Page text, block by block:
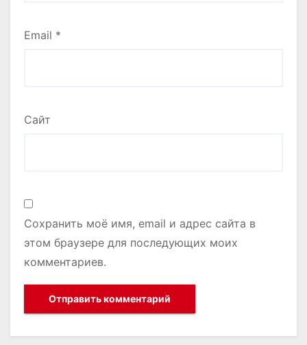
Email *
Сайт
Сохранить моё имя, email и адрес сайта в
этом браузере для последующих моих
комментариев.